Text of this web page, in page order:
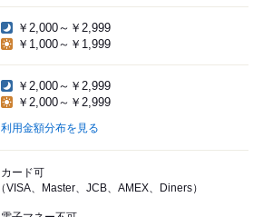
￥2,000～￥2,999
￥1,000～￥1,999
￥2,000～￥2,999
￥2,000～￥2,999
利用金額分布を見る
カード可
（VISA、Master、JCB、AMEX、Diners）